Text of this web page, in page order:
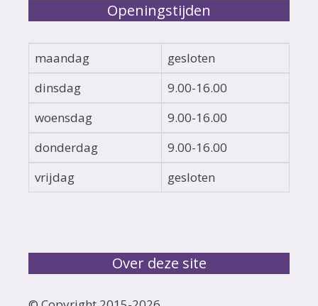
Openingstijden
maandag
gesloten
dinsdag
9.00-16.00
woensdag
9.00-16.00
donderdag
9.00-16.00
vrijdag
gesloten
Over deze site